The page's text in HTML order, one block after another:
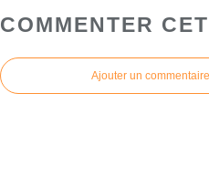
COMMENTER
Ajouter un commentaire